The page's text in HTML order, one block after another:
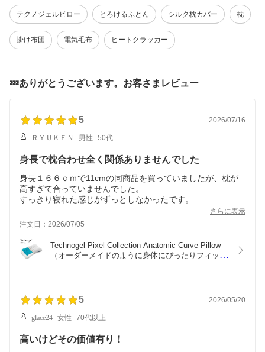
やすい 仰向け 横向き イ
タリア製 ウレタン 柔ら
かい 柔らかめ
リーン 誕生日 ギフト プ
レゼント
ーケース レーヨン リバ
ーシブル 封筒タイプ 保
テクノジェルピロー とろけるふとん シルク枕カバー 枕
掛け布団 電気毛布 ヒートクラッカー
💤ありがとうございます。お客さまレビュー
5 2026/07/16
ＲＹＵＫＥＮ 男性 50代
身長で枕合わせ全く関係ありませんでした
身長１６６ｃｍで11cmの同商品を買っていましたが、枕が
高すぎて合っていませんでした。
すっきり寝れた感じがずっとしなかったです。
なので７ｃｍを買いなおしました。結果すっきりと寝れるよ
うになりました。
私の場合身長関係なく低い枕が正解でした。
さらに表示
注文日：2026/07/05
Technogel Pixel Collection Anatomic Curve Pillow
（オーダーメイドのように身体にぴったりフィット
かめ
5 2026/05/20
glace24 女性 70代以上
高いけどその価値有り！